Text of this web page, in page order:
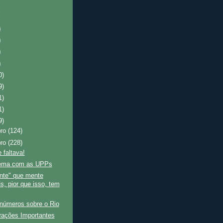
(124)
(228)
faltava!
com as UPPs
que mente
pior que isso, tem
sobre o Rio
Importantes